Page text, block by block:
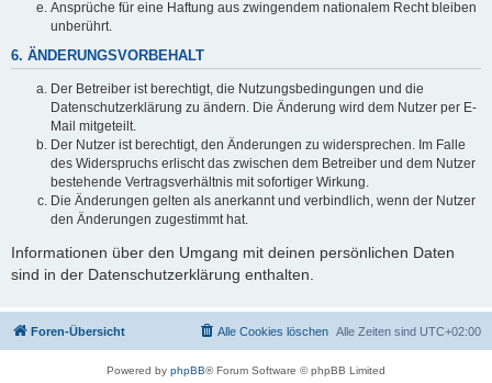
Ansprüche für eine Haftung aus zwingendem nationalem Recht bleiben
unberührt.
6. ÄNDERUNGSVORBEHALT
Der Betreiber ist berechtigt, die Nutzungsbedingungen und die
Datenschutzerklärung zu ändern. Die Änderung wird dem Nutzer per E-
Mail mitgeteilt.
Der Nutzer ist berechtigt, den Änderungen zu widersprechen. Im Falle
des Widerspruchs erlischt das zwischen dem Betreiber und dem Nutzer
bestehende Vertragsverhältnis mit sofortiger Wirkung.
Die Änderungen gelten als anerkannt und verbindlich, wenn der Nutzer
den Änderungen zugestimmt hat.
Informationen über den Umgang mit deinen persönlichen Daten
sind in der Datenschutzerklärung enthalten.
Foren-Übersicht Alle Zeiten sind UTC+02:00
Alle Cookies löschen
Powered by phpBB® Forum Software © phpBB Limited